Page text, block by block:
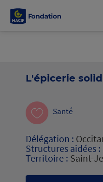
L'épicerie
Santé
Délégation :
Structures aidées :
Territoire : Saint-